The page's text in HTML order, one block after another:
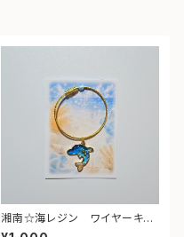
湘南☆海レジン ワイヤーキー
ホルダー（イルカ）④